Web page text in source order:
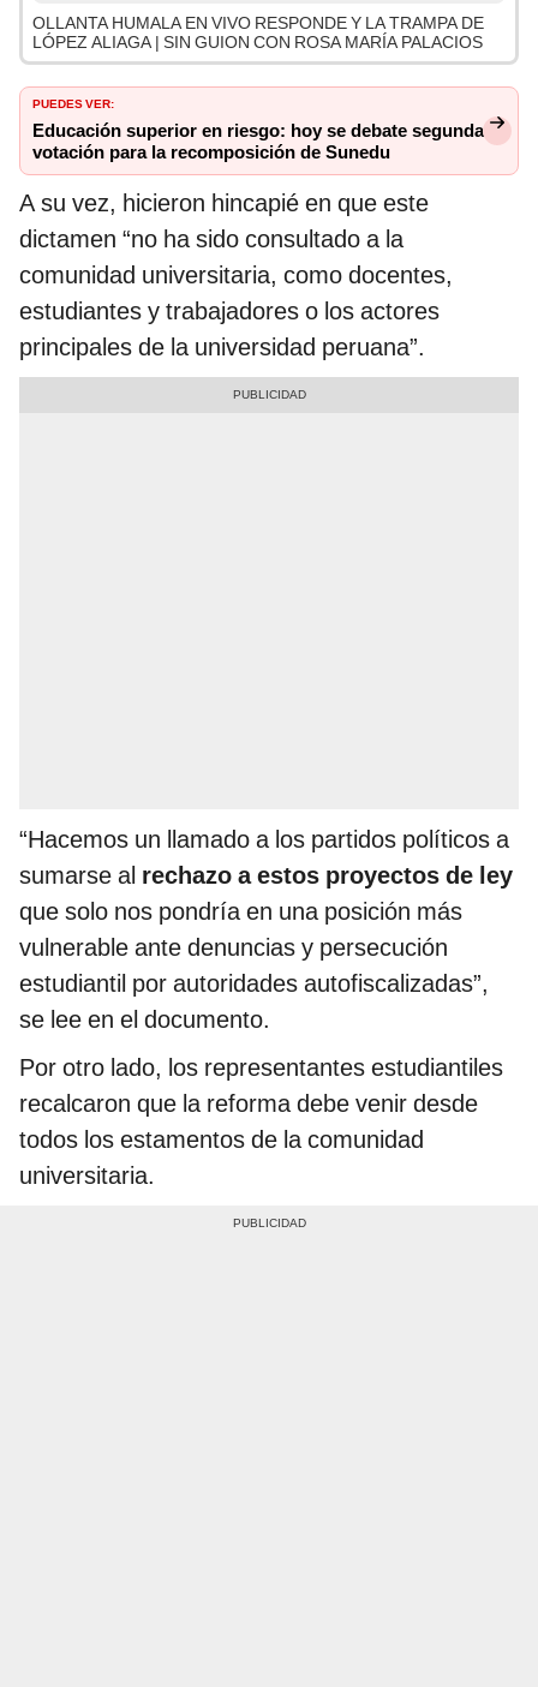
OLLANTA HUMALA EN VIVO RESPONDE Y LA TRAMPA DE
LÓPEZ ALIAGA | SIN GUION CON ROSA MARÍA PALACIOS
PUEDES VER:
Educación superior en riesgo: hoy se debate segunda
votación para la recomposición de Sunedu
A su vez, hicieron hincapié en que este
dictamen “no ha sido consultado a la
comunidad universitaria, como docentes,
estudiantes y trabajadores o los actores
principales de la universidad peruana”.
“Hacemos un llamado a los partidos políticos a
sumarse al rechazo a estos proyectos de ley
que solo nos pondría en una posición más
vulnerable ante denuncias y persecución
estudiantil por autoridades autofiscalizadas”,
se lee en el documento.
Por otro lado, los representantes estudiantiles
recalcaron que la reforma debe venir desde
todos los estamentos de la comunidad
universitaria.